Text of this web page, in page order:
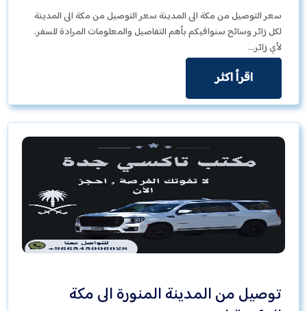
سعر التوصيل من مكة الى المدينة سعر التوصيل من مكة الى المدينة
لكل زائر وسائح سنوافيكم بأهم التفاصيل والمعلومات المرادة للسفر.
لأي زائر…
اقرأ اكثر
توصيل من المدينة المنورة الى مكة